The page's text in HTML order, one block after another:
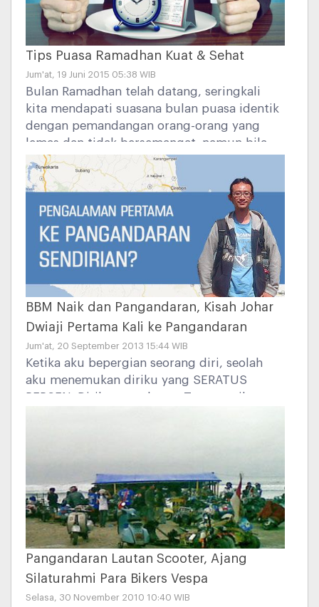
Tips Puasa Ramadhan Kuat & Sehat
Jum'at, 19 Juni 2015 05:38 WIB
Bulan Ramadhan telah datang, seringkali
kita mendapati suasana bulan puasa identik
dengan pemandangan orang-orang yang
lemas dan tidak bersemangat. namun bila
kita perhatikan, ada segelintir orang yang
walau berpuasa namun tetap bugar, apa ya
rahasianya?
BBM Naik dan Pangandaran, Kisah Johar
Dwiaji Pertama Kali ke Pangandaran
Jum'at, 20 September 2013 15:44 WIB
Ketika aku bepergian seorang diri, seolah
aku menemukan diriku yang SERATUS
PERSEN. Diriku yang lepas. Tanpa terikat
kudatangi.
Pangandaran Lautan Scooter, Ajang
Silaturahmi Para Bikers Vespa
Selasa, 30 November 2010 10:40 WIB